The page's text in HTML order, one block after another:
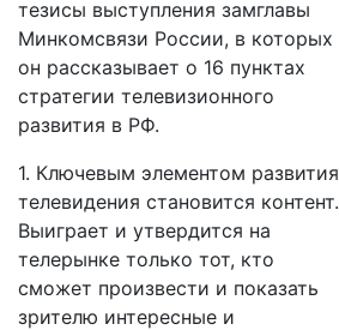
тезисы выступления замглавы
Минкомсвязи России, в которых
он рассказывает о 16 пунктах
стратегии телевизионного
развития в РФ.
1. Ключевым элементом развития
телевидения становится контент.
Выиграет и утвердится на
телерынке только тот, кто
сможет произвести и показать
зрителю интересные и